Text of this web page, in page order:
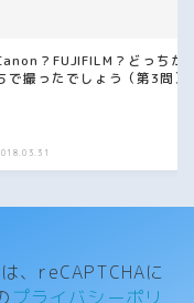
？FUJIFILM？どっちが
で撮ったでしょう（第3問）
、reCAPTCHAに
プライバシーポリ